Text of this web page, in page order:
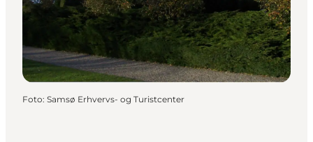
Reiseplanung
Foto: Samsø Erhvervs- og Turistcenter